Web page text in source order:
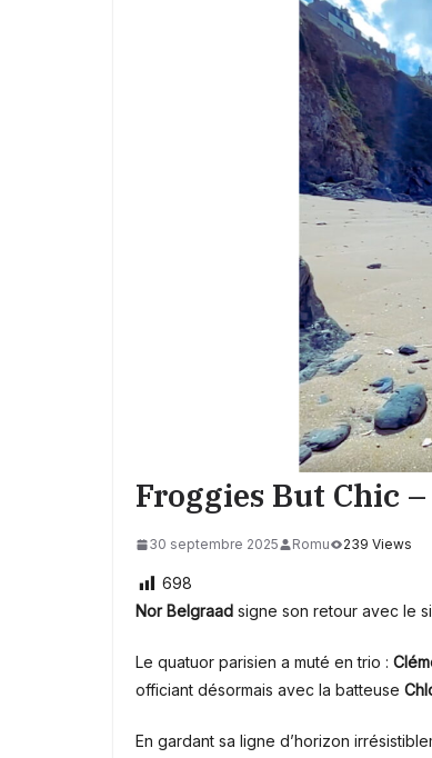
Froggies But Chic
30 septembre 2025 Romu 239 Views
698
Nor Belgraad signe son retour avec le
Le quatuor parisien a muté en trio :
officiant désormais avec la batteuse
En gardant sa ligne d’horizon